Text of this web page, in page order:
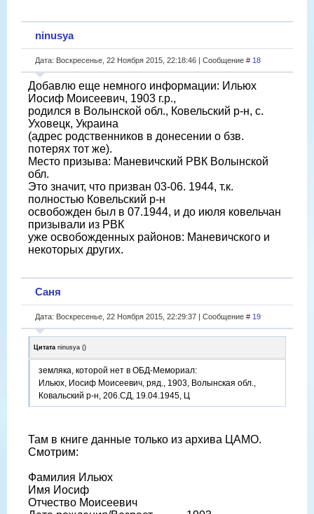
ninusya
Дата: Воскресенье, 22 Ноября 2015, 22:18:46 | Сообщение # 18
Добавлю еще немного информации: Ильюх
Иосиф Моисеевич, 1903 г.р.,
родился в Волынской обл., Ковельский р-н, с.
Уховецк, Украина
(адрес родственников в донесении о бзв.
потерях тот же).
Место призыва: Маневичский РВК Волынской
обл.
Это значит, что призван 03-06. 1944, т.к.
полностью Ковельский р-н
освобожден был в 07.1944, и до июля ковельчан
призывали из РВК
уже освобожденных районов: Маневичского и
некоторых других.
Саня
Дата: Воскресенье, 22 Ноября 2015, 22:29:37 | Сообщение # 19
Цитата ninusya ()
земляка, которой нет в ОБД-Мемориал:
Ильюх, Иосиф Моисеевич, ряд., 1903, Волынская обл.,
Ковальский р-н, 206.СД, 19.04.1945, Ц
Там в книге данные только из архива ЦАМО.
Смотрим:
Фамилия Ильюх
Имя Иосиф
Отчество Моисеевич